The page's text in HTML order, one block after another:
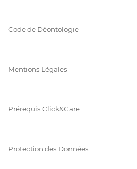
Code de Déontologie
Mentions Légales
Prérequis Click&Care
Protection des Données